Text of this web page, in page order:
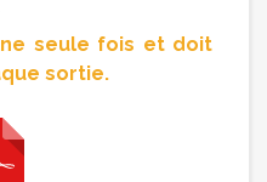
seule fois et doit
sortie.